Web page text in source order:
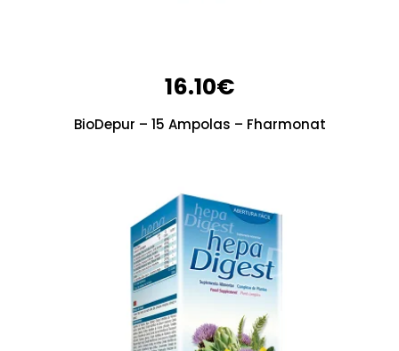
16.10€
BioDepur – 15 Ampolas – Fharmonat